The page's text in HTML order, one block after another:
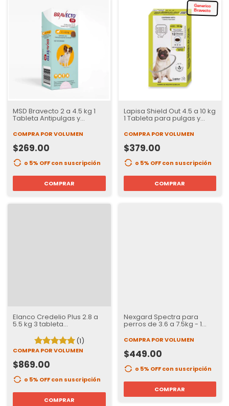
MSD Bravecto 2 a 4.5 kg 1
Tableta Antipulgas y
Garrapatas para Perros | 37
Días de Protección
COMPRA POR VOLUMEN
$269.00
o 5% OFFcon suscripción
COMPRAR
Generico
Bravecto
Lapisa Shield Out 4.5 a 10 kg
1 Tableta para pulgas y
garrapatas para Perros | 3
Meses de Protección
COMPRA POR VOLUMEN
$379.00
o 5% OFFcon suscripción
COMPRAR
Elanco Credelio Plus 2.8 a
5.5 kg 3 tableta
Desparasitante interno y
externo para Perros(1)
COMPRA POR VOLUMEN
$869.00
o 5% OFFcon suscripción
COMPRAR
Nexgard Spectra para
perros de 3.6 a 7.5kg - 1
tabletas
COMPRA POR VOLUMEN
$449.00
o 5% OFFcon suscripción
COMPRAR